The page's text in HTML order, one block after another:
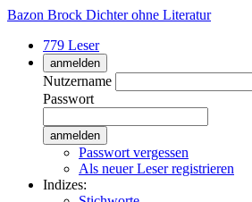
Bazon Brock Dichter ohne Literatur
779 Leser
anmelden
Nutzername
Passwort
Passwort vergessen
Als neuer Leser registrieren
Indizes: